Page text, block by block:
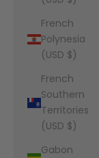
French
Polynesia
(USD $)
French
Southern
Territories
(USD $)
Gabon